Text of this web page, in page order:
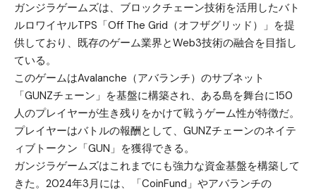
ガンジラゲームズは、ブロックチェーン技術を活用したバト
ルロワイヤルTPS「Off The Grid（オフザグリッド）」を提
供しており、既存のゲーム業界とWeb3技術の融合を目指し
ている。
このゲームはAvalanche（アバランチ）のサブネット
「GUNZチェーン」を基盤に構築され、ある島を舞台に150
人のプレイヤーが生き残りをかけて戦うゲーム性が特徴だ。
プレイヤーはバトルの報酬として、GUNZチェーンのネイテ
ィブトークン「GUN」を獲得できる。
ガンジラゲームズはこれまでにも強力な資金基盤を構築して
きた。2024年3月には、「CoinFund」やアバランチの